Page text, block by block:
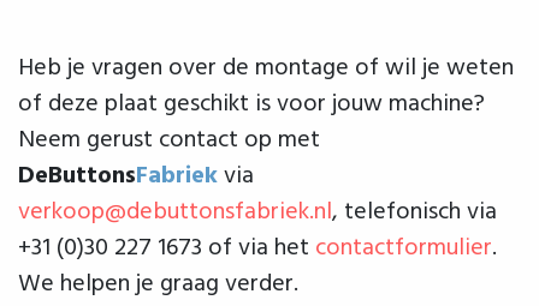
Heb je vragen over de montage of wil je weten
of deze plaat geschikt is voor jouw machine?
Neem gerust contact op met
DeButtonsFabriekvia
verkoop@debuttonsfabriek.nl, telefonisch via
+31 (0)30 227 1673 of via het contactformulier.
We helpen je graag verder.